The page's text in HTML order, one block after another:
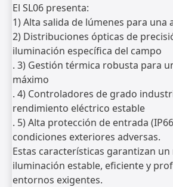
El SL06 presenta:
1) Alta salida de lúmenes para una
2) Distribuciones ópticas de
iluminación específica del campo
. 3) Gestión térmica robusta para
máximo
. 4) Controladores de grado
rendimiento eléctrico estable
. 5) Alta protección de entrada
condiciones exteriores adversas.
Estas características garantizan
iluminación estable, eficiente y
entornos exigentes.